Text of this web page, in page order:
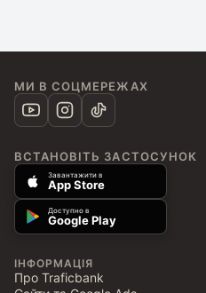
МИ В СОЦМЕРЕЖАХ
ВСТАНОВІТЬ ЗАСТОСУНОК
Завантажити в
App Store
Доступно в
Google Play
ІНФОРМАЦІЯ
Про Traficbank